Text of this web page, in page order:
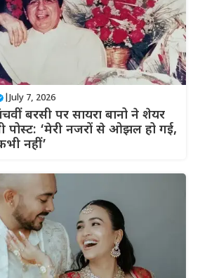
July 7, 2026
बरसी पर सायरा बानो ने शेयर
पोस्ट: ‘मेरी नजरों से ओझल हो गई,
नहीं’